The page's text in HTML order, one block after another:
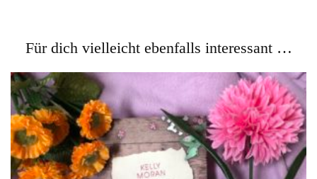
Für dich vielleicht ebenfalls interessant …